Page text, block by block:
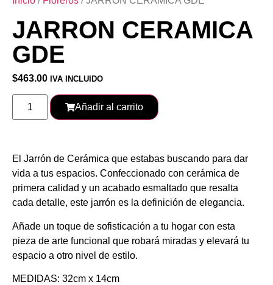
JARRON CERAMICA
GDE
$463.00 IVA INCLUIDO
Añadir al carrito
El Jarrón de Cerámica que estabas buscando para dar
vida a tus espacios. Confeccionado con cerámica de
primera calidad y un acabado esmaltado que resalta
cada detalle, este jarrón es la definición de elegancia.
Añade un toque de sofisticación a tu hogar con esta
pieza de arte funcional que robará miradas y elevará tu
espacio a otro nivel de estilo.
MEDIDAS: 32cm x 14cm